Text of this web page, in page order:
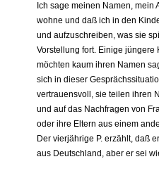
Ich sage meinen Namen, mein
wohne und daß ich in den
und aufzuschreiben, was sie
Vorstellung fort. Einige jüngere
möchten kaum ihren Namen
sich in dieser
vertrauensvoll, sie teilen ihren
und auf das Nachfragen von
oder ihre Eltern aus ei­nem
Der vierjährige P. erzählt, daß
aus Deutschland, aber er sei